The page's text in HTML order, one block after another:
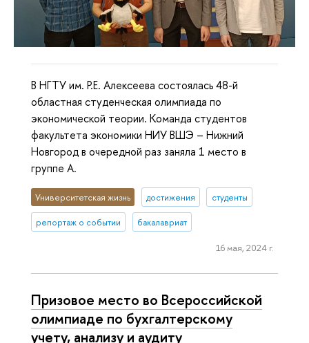
В НГТУ им. Р.Е. Алексеева состоялась 48-й
областная студенческая олимпиада по
экономической теории. Команда студентов
факультета экономики НИУ ВШЭ – Нижний
Новгород в очередной раз заняла 1 место в
группе A.
Университетская жизнь достижения студенты
репортаж о событии бакалавриат
16 мая, 2024 г.
Призовое место во Всероссийской
олимпиаде по бухгалтерскому
учету, анализу и аудиту